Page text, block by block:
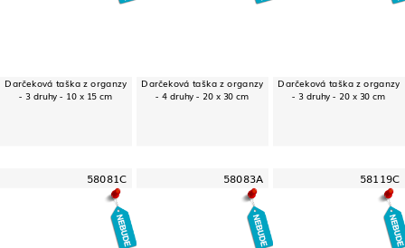
Darčeková taška z organzy
- 3 druhy - 10 x 15 cm
Darčeková taška z organzy
- 4 druhy - 20 x 30 cm
Darčeková taška z organzy
- 3 druhy - 20 x 30 cm
58081C 58083A 58119C